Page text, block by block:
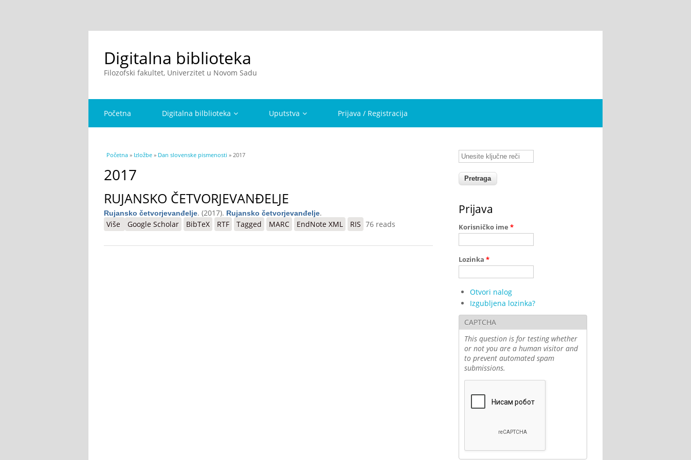
Digitalna biblioteka
Filozofski fakultet, Univerzitet u Novom Sadu
Početna Digitalna bilblioteka Uputstva Prijava / Registracija
You are here
Početna » Izložbe » Dan slovenske pismenosti » 2017
2017
RUJANSKO ČETVORJEVANĐELЈE
Rujansko četvorjevanđelјe. (2017). Rujansko četvorjevanđelјe.
Više o Rujansko četvorjevanđelјe
Google Scholar BibTeX RTF Tagged MARC EndNote XML RIS 76 reads
Unesite ključne reči
Prijava
Korisničko ime *
Lozinka *
Otvori nalog
Izgubljena lozinka?
CAPTCHA
This question is for testing whether
or not you are a human visitor and
to prevent automated spam
submissions.